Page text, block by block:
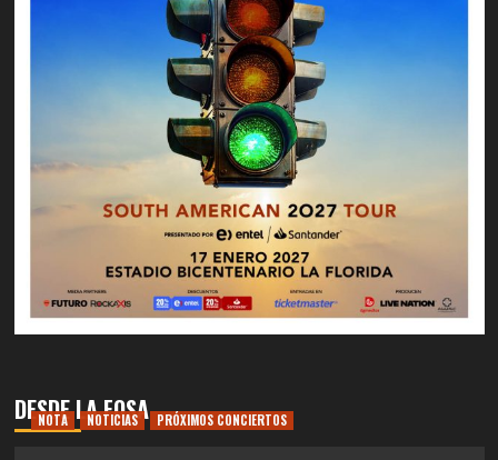
DESDE LA FOSA
NOTA NOTICIAS PRÓXIMOS CONCIERTOS